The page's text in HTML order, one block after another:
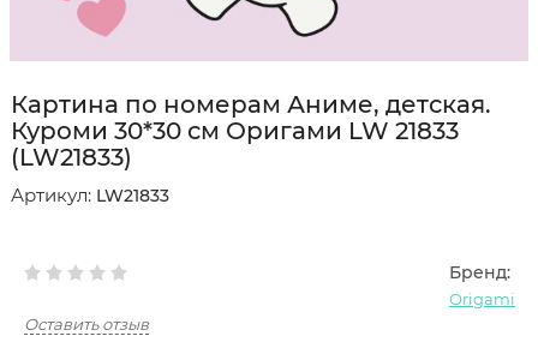
Картина по номерам Аниме, детская.
Куроми 30*30 см Оригами LW 21833
(LW21833)
Артикул: LW21833
Бренд:
Origami
Оставить отзыв